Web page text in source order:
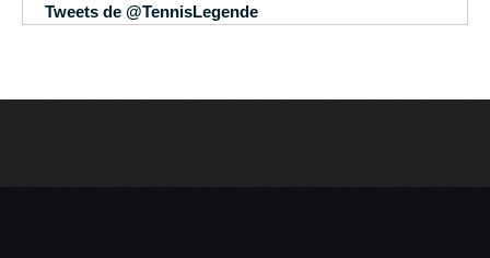
Tweets de @TennisLegende